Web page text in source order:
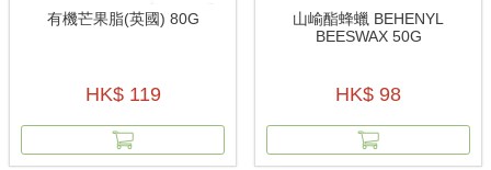
有機芒果脂(英國) 80G
HK$ 119
山崳酯蜂蠟 BEHENYL
BEESWAX 50G
HK$ 98